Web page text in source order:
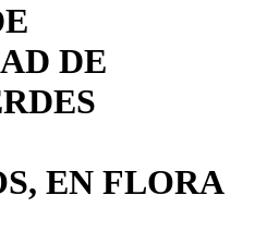
DE
EN FLORA